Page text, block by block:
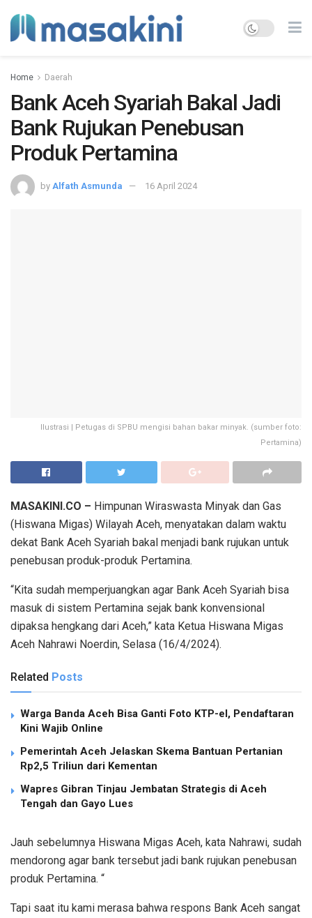
Home Daerah
Bank Aceh Syariah Bakal Jadi
Bank Rujukan Penebusan
Produk Pertamina
by Alfath Asmunda 16 April 2024
Ilustrasi | Petugas di SPBU mengisi bahan bakar minyak. (sumber foto:
Pertamina)
MASAKINI.CO – Himpunan Wiraswasta Minyak dan Gas
(Hiswana Migas) Wilayah Aceh, menyatakan dalam waktu
dekat Bank Aceh Syariah bakal menjadi bank rujukan untuk
penebusan produk-produk Pertamina.
“Kita sudah memperjuangkan agar Bank Aceh Syariah bisa
masuk di sistem Pertamina sejak bank konvensional
dipaksa hengkang dari Aceh,” kata Ketua Hiswana Migas
Aceh Nahrawi Noerdin, Selasa (16/4/2024).
Related Posts
Warga Banda Aceh Bisa Ganti Foto KTP-el, Pendaftaran
Kini Wajib Online
Pemerintah Aceh Jelaskan Skema Bantuan Pertanian
Rp2,5 Triliun dari Kementan
Wapres Gibran Tinjau Jembatan Strategis di Aceh
Tengah dan Gayo Lues
Jauh sebelumnya Hiswana Migas Aceh, kata Nahrawi, sudah
mendorong agar bank tersebut jadi bank rujukan penebusan
produk Pertamina. “
Tapi saat itu kami merasa bahwa respons Bank Aceh sangat